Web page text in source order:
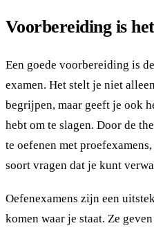
Voorbereiding is
Een goede voorbereiding is
examen. Het stelt je niet
begrijpen, maar geeft je ook
hebt om te slagen. Door de
te oefenen met
soort vragen dat je kunt
Oefenexamens zijn een
komen waar je staat. Ze